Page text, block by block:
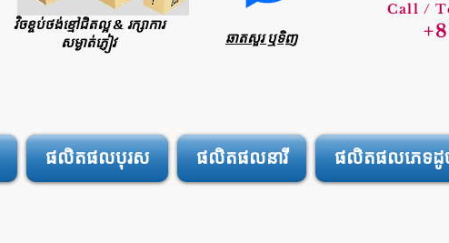
វិចខ្ចប់ថង់ខ្មៅជិតល្អ & រក្សាការ
សម្ងាត់ភ្ញៀវ
ឆាតសួរ ឬទិញ
Call /
ផលិតផលបុរស ផលិតផលនារី ផលិតផលភេទដូច